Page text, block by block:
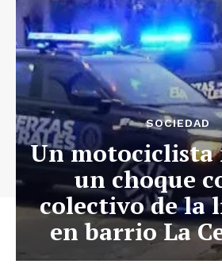
SOCIEDAD
Un motociclista
un choque
colectivo de la
en barrio La